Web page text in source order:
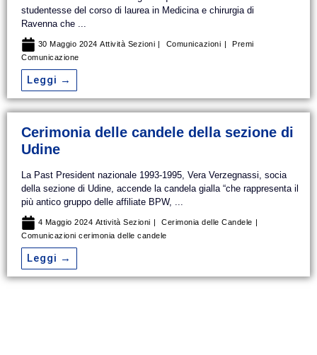
studentesse del corso di laurea in Medicina e chirurgia di
Ravenna che ...
30 Maggio 2024 Attività Sezioni Comunicazioni
Premi
Comunicazione
Leggi →
Cerimonia delle candele della sezione di
Udine
La Past President nazionale 1993-1995, Vera Verzegnassi, socia
della sezione di Udine, accende la candela gialla “che rappresenta il
più antico gruppo delle affiliate BPW, ...
4 Maggio 2024 Attività Sezioni
Cerimonia delle Candele
Comunicazioni cerimonia delle candele
Leggi →